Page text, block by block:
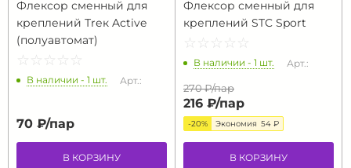
Флексор сменный для
креплений Тrек Active
(полуавтомат)
☆ ☆ ☆ ☆ ☆
★ ★ ★ ★ ★
В наличии - 1 шт. Арт.:
70 ₽/пар
В КОРЗИНУ
Флексор сменный для
креплений STC Sport
☆ ☆ ☆ ☆ ☆
★ ★ ★ ★ ★
В наличии - 1 шт. Арт.:
270 ₽/пар
216 ₽/пар
-20% Экономия 54 ₽
В КОРЗИНУ